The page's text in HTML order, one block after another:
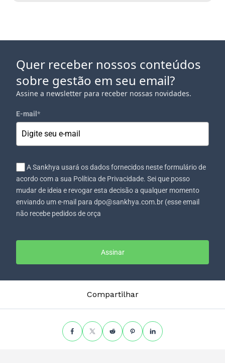
Quer receber nossos conteúdos
sobre gestão em seu email?
Assine a newsletter para receber nossas novidades.
E-mail*
A Sankhya usará os dados fornecidos neste formulário de
acordo com a sua Política de Privacidade. Sei que posso
mudar de ideia e revogar esta decisão a qualquer momento
enviando um e-mail para dpo@sankhya.com.br (esse email
não recebe pedidos de orça
Assinar
Compartilhar